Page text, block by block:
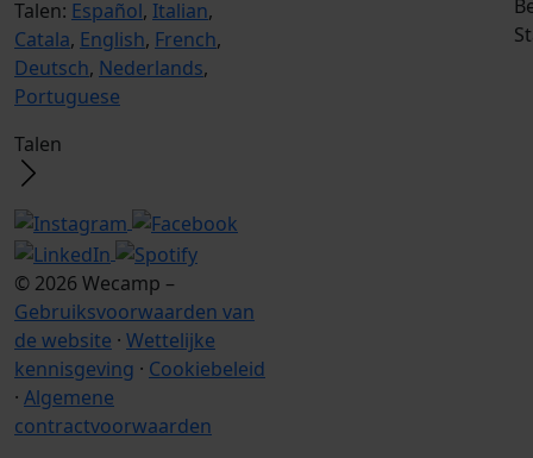
Talen: Español, Italian,
Catala, English, French,
Deutsch, Nederlands,
Portuguese
Talen
© 2026 Wecamp –
Gebruiksvoorwaarden van
de website · Wettelijke
kennisgeving · Cookiebeleid
· Algemene
contractvoorwaarden